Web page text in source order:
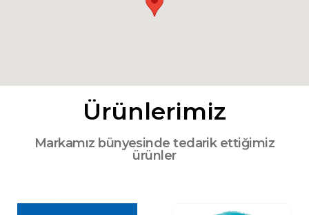
Ürünlerimiz
Markamız bünyesinde tedarik ettiğimiz
ürünler